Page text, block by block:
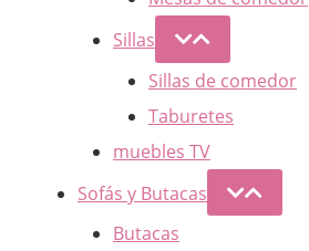
Sillas
Sillas de comedor
Taburetes
muebles TV
Sofás y Butacas
Butacas